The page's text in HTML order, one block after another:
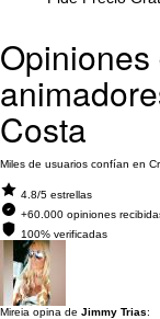
Costa
Miles de usuarios confían en
4.8/5 estrellas
+60.000 opiniones
100% verificadas
Mireia opina de Jimmy Trias: